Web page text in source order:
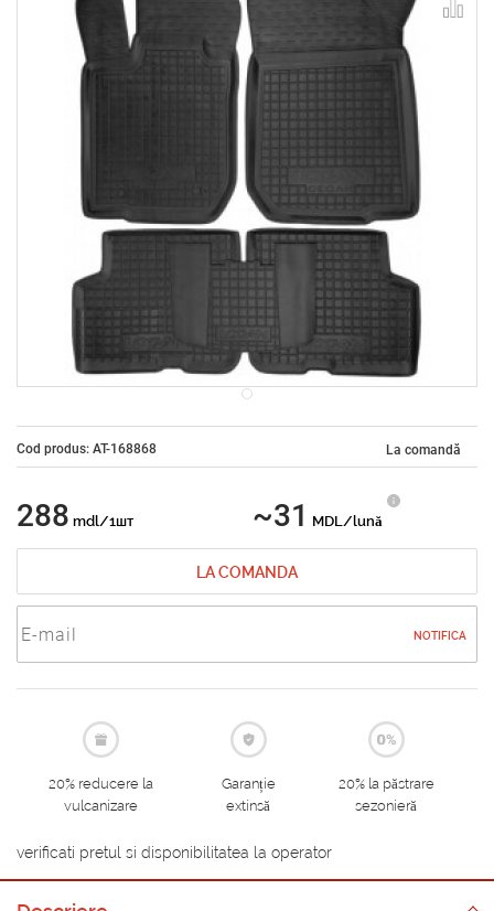
Cod produs: AT-168868 La comandă
288 mdl/1шт ~31 MDL/lună
LA COMANDA
NOTIFICA
20% reducere la
vulcanizare
Garanție
extinsă
20% la păstrare
sezonieră
verificati pretul si disponibilitatea la operator